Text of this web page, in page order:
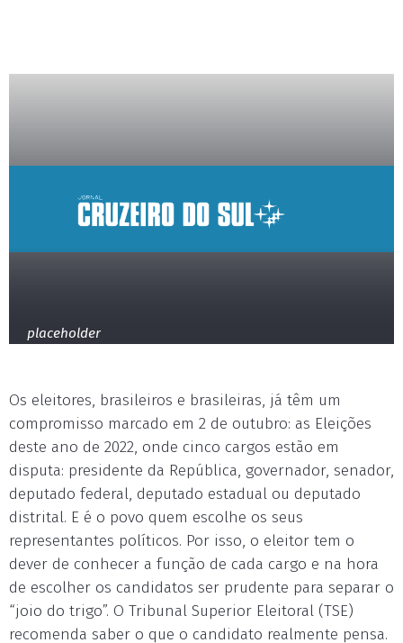
placeholder
Os eleitores, brasileiros e brasileiras, já têm um
compromisso marcado em 2 de outubro: as Eleições
deste ano de 2022, onde cinco cargos estão em
disputa: presidente da República, governador, senador,
deputado federal, deputado estadual ou deputado
distrital. E é o povo quem escolhe os seus
representantes políticos. Por isso, o eleitor tem o
dever de conhecer a função de cada cargo e na hora
de escolher os candidatos ser prudente para separar o
“joio do trigo”. O Tribunal Superior Eleitoral (TSE)
recomenda saber o que o candidato realmente pensa.